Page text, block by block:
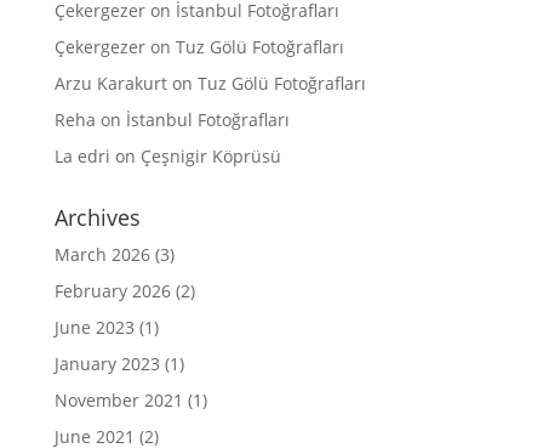
Çekergezeron İstanbul Fotoğrafları
Çekergezeron Tuz Gölü Fotoğrafları
Arzu Karakurton Tuz Gölü Fotoğrafları
Reha on İstanbul Fotoğrafları
La edri on Çeşnigir Köprüsü
Archives
March 2026(3)
February 2026(2)
June 2023 (1)
January 2023 (1)
November 2021 (1)
June 2021 (2)